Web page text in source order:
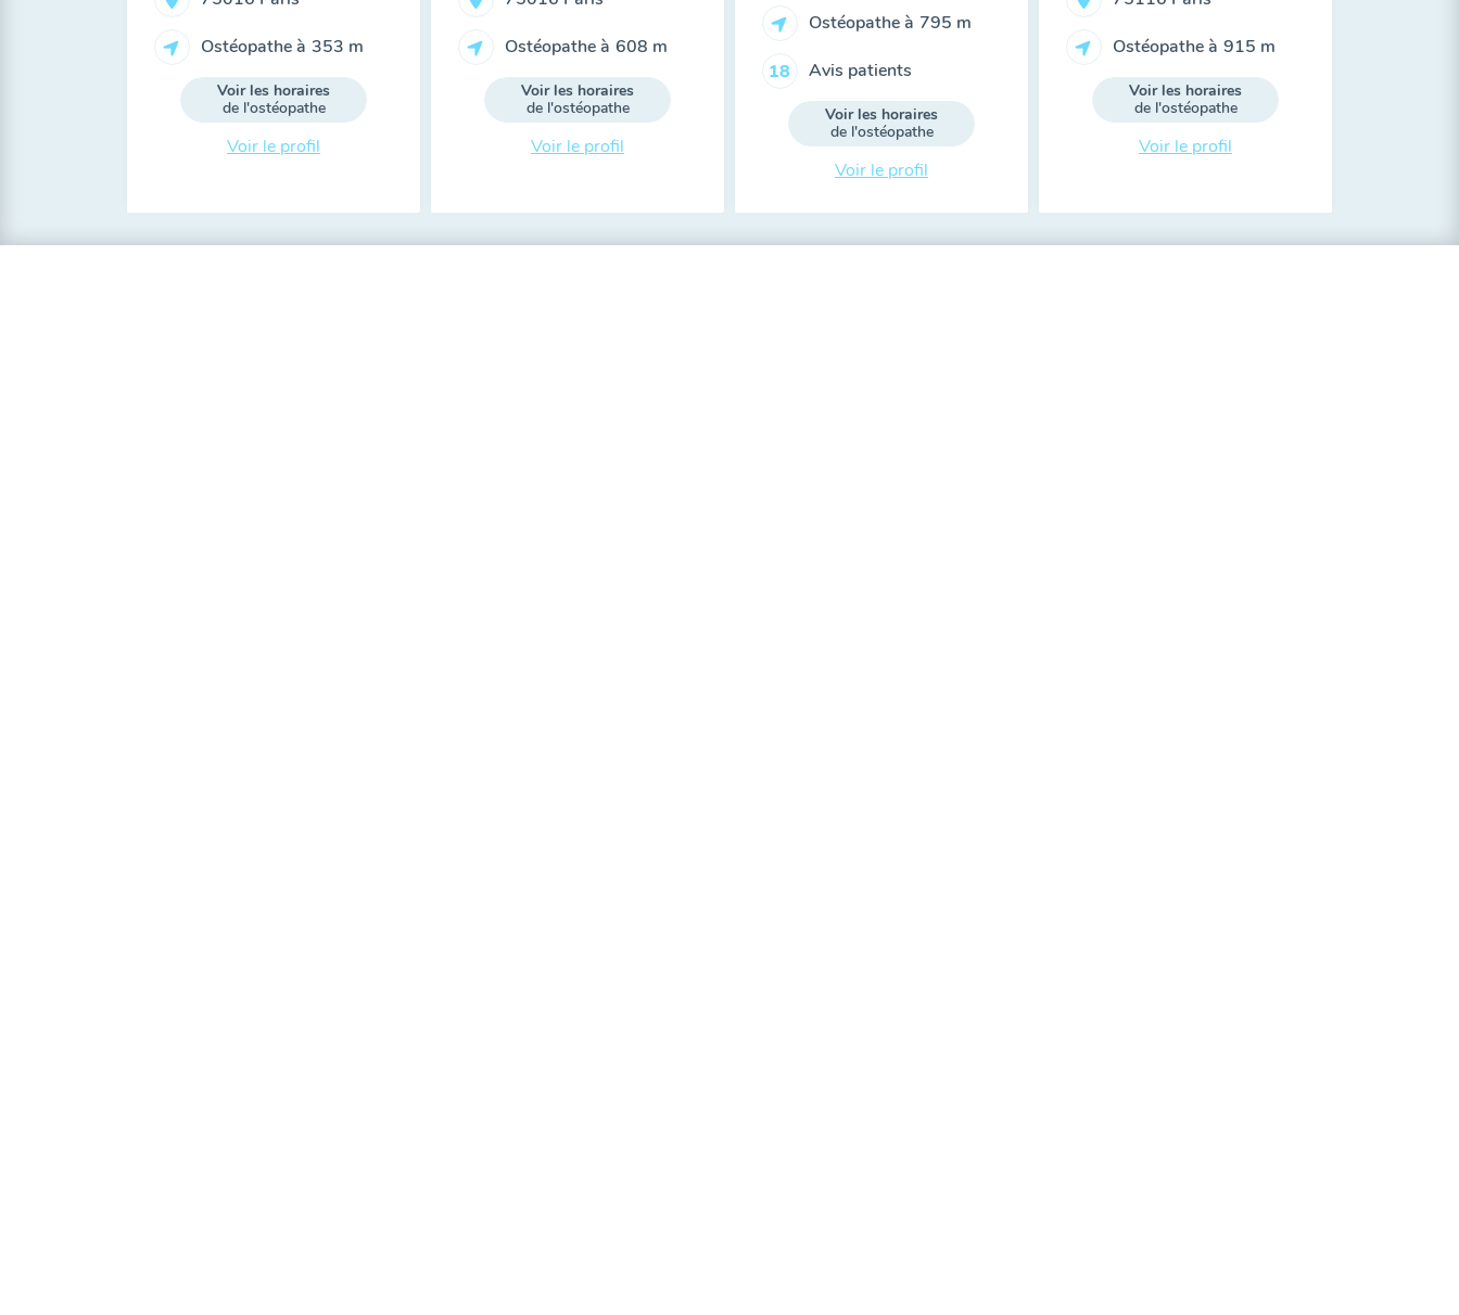
Ostéopathe à 353 m
Voir les horaires
de l'ostéopathe
Voir le profil
Ostéopathe à 608 m
Voir les horaires
de l'ostéopathe
Voir le profil
Ostéopathe à 795 m
18 Avis patients
Voir les horaires
de l'ostéopathe
Voir le profil
Ostéopathe à 915 m
Voir les horaires
de l'ostéopathe
Voir le profil